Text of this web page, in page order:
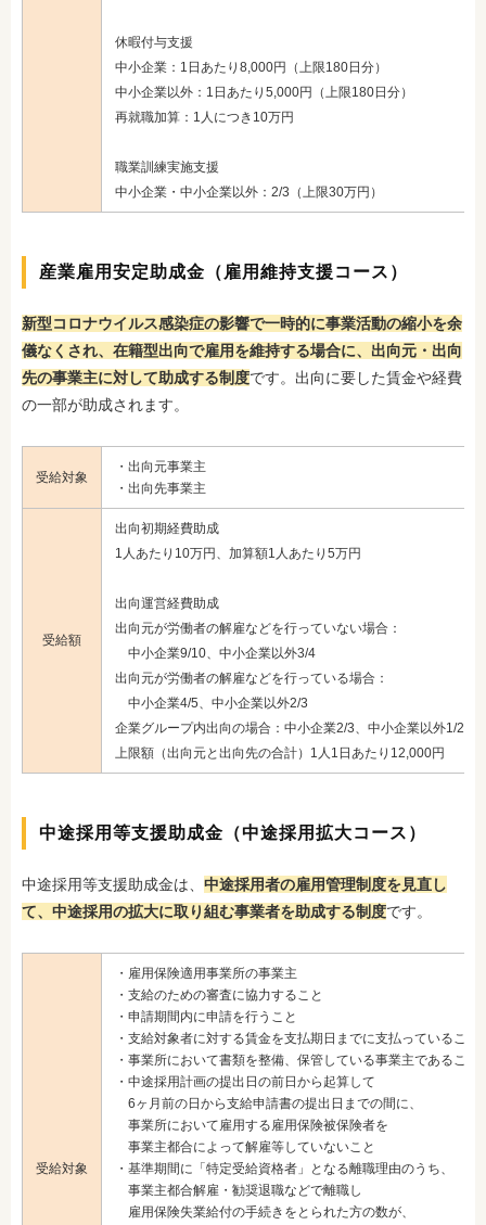
休暇付与支援
中小企業：1日あたり8,000円（上限180日分）
中小企業以外：1日あたり5,000円（上限180日分）
再就職加算：1人につき10万円
職業訓練実施支援
中小企業・中小企業以外：2/3（上限30万円）
産業雇用安定助成金（雇用維持支援コース）
新型コロナウイルス感染症の影響で一時的に事業活動の縮小を余
儀なくされ、在籍型出向で雇用を維持する場合に、出向元・出向
先の事業主に対して助成する制度です。出向に要した賃金や経費
の一部が助成されます。
受給対象
・出向元事業主
・出向先事業主
受給額
出向初期経費助成
1人あたり10万円、加算額1人あたり5万円
出向運営経費助成
出向元が労働者の解雇などを行っていない場合：
中小企業9/10、中小企業以外3/4
出向元が労働者の解雇などを行っている場合：
中小企業4/5、中小企業以外2/3
企業グループ内出向の場合：中小企業2/3、中小企業以外1/2
上限額（出向元と出向先の合計）1人1日あたり12,000円
中途採用等支援助成金（中途採用拡大コース）
中途採用等支援助成金は、 中途採用者の雇用管理制度を見直し
て、中途採用の拡大に取り組む事業者を助成する制度です。
受給対象
・雇用保険適用事業所の事業主
・支給のための審査に協力すること
・申請期間内に申請を行うこと
・支給対象者に対する賃金を支払期日までに支払っていること
・事業所において書類を整備、保管している事業主であること
・中途採用計画の提出日の前日から起算して
6ヶ月前の日から支給申請書の提出日までの間に、
事業所において雇用する雇用保険被保険者を
事業主都合によって解雇等していないこと
・基準期間に「特定受給資格者」となる離職理由のうち、
事業主都合解雇・勧奨退職などで離職し
雇用保険失業給付の手続きをとられた方の数が、